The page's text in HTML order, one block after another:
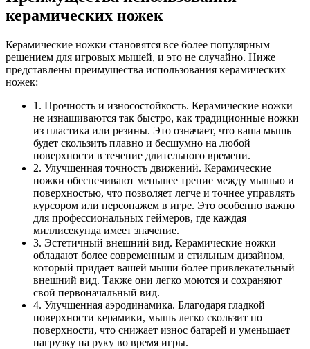
керамических ножек
Керамические ножки становятся все более популярным
решением для игровых мышей, и это не случайно. Ниже
представлены преимущества использования керамических
ножек:
1. Прочность и износостойкость. Керамические ножки
не изнашиваются так быстро, как традиционные ножки
из пластика или резины. Это означает, что ваша мышь
будет скользить плавно и бесшумно на любой
поверхности в течение длительного времени.
2. Улучшенная точность движений. Керамические
ножки обеспечивают меньшее трение между мышью и
поверхностью, что позволяет легче и точнее управлять
курсором или персонажем в игре. Это особенно важно
для профессиональных геймеров, где каждая
миллисекунда имеет значение.
3. Эстетичный внешний вид. Керамические ножки
обладают более современным и стильным дизайном,
который придает вашей мыши более привлекательный
внешний вид. Также они легко моются и сохраняют
свой первоначальный вид.
4. Улучшенная аэродинамика. Благодаря гладкой
поверхности керамики, мышь легко скользит по
поверхности, что снижает износ батарей и уменьшает
нагрузку на руку во время игры.